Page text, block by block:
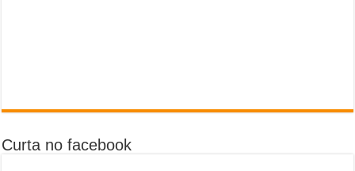
Curta no facebook